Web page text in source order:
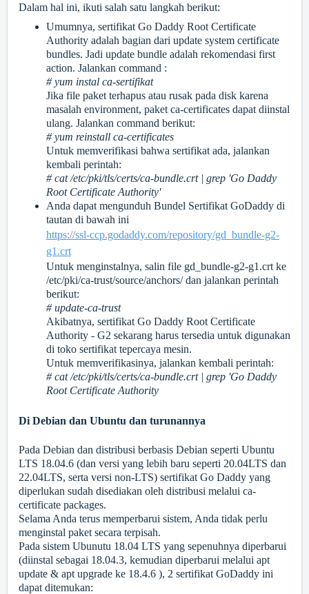
Dalam hal ini, ikuti salah satu langkah berikut:
Umumnya, sertifikat Go Daddy Root Certificate
Authority adalah bagian dari update system certificate
bundles. Jadi update bundle adalah rekomendasi first
action. Jalankan command :
# yum instal ca-sertifikat
Jika file paket terhapus atau rusak pada disk karena
masalah environment, paket ca-certificates dapat diinstal
ulang. Jalankan command berikut:
# yum reinstall ca-certificates
Untuk memverifikasi bahwa sertifikat ada, jalankan
kembali perintah:
# cat /etc/pki/tls/certs/ca-bundle.crt | grep 'Go Daddy
Root Certificate Authority'
Anda dapat mengunduh Bundel Sertifikat GoDaddy di
tautan di bawah ini
https://ssl-ccp.godaddy.com/repository/gd_bundle-g2-
g1.crt
Untuk menginstalnya, salin file gd_bundle-g2-g1.crt ke
/etc/pki/ca-trust/source/anchors/ dan jalankan perintah
berikut:
# update-ca-trust
Akibatnya, sertifikat Go Daddy Root Certificate
Authority - G2 sekarang harus tersedia untuk digunakan
di toko sertifikat tepercaya mesin.
Untuk memverifikasinya, jalankan kembali perintah:
# cat /etc/pki/tls/certs/ca-bundle.crt | grep 'Go Daddy
Root Certificate Authority
Di Debian dan Ubuntu dan turunannya
Pada Debian dan distribusi berbasis Debian seperti Ubuntu
LTS 18.04.6 (dan versi yang lebih baru seperti 20.04LTS dan
22.04LTS, serta versi non-LTS) sertifikat Go Daddy yang
diperlukan sudah disediakan oleh distribusi melalui ca-
certificate packages.
Selama Anda terus memperbarui sistem, Anda tidak perlu
menginstal paket secara terpisah.
Pada sistem Ubunutu 18.04 LTS yang sepenuhnya diperbarui
(diinstal sebagai 18.04.3, kemudian diperbarui melalui apt
update & apt upgrade ke 18.4.6 ), 2 sertifikat GoDaddy ini
dapat ditemukan: